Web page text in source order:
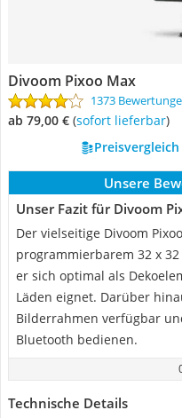
Divoom Pixoo Max
1373
ab 79,00 € ( Sofort lieferbar)
Unsere
Unser Fazit für Divoom
Der vielseitige Divoom
programmierbarem 32 x
er sich optimal als
Läden eignet. Darüber
Bilderrahmen verfügbar
Bluetooth bedienen.
Technische Details